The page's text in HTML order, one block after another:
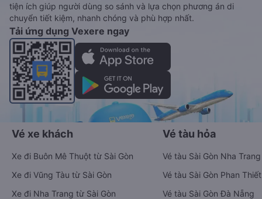
tiện ích giúp người dùng so sánh và lựa chọn phương án di
chuyển tiết kiệm, nhanh chóng và phù hợp nhất.
Tải ứng dụng Vexere ngay
Vé xe khách
Xe đi Buôn Mê Thuột từ Sài Gòn
Xe đi Vũng Tàu từ Sài Gòn
Xe đi Nha Trang từ Sài Gòn
Vé tàu hỏa
Vé tàu Sài Gòn Nha Trang
Vé tàu Sài Gòn Phan Thiết
Vé tàu Sài Gòn Đà Nẵng